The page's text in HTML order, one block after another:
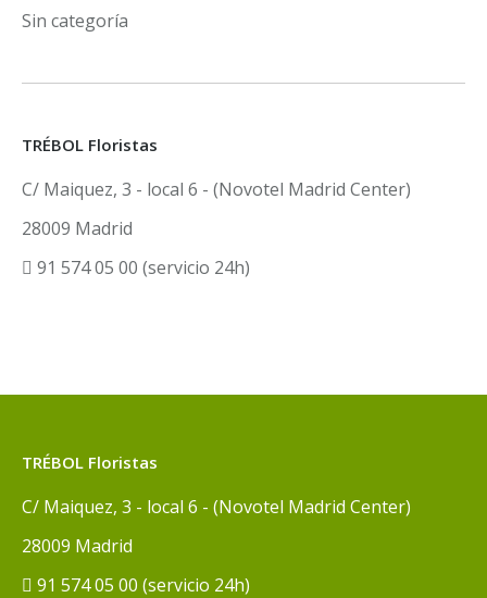
Sin categoría
TRÉBOL Floristas
C/ Maiquez, 3 - local 6 - (Novotel Madrid Center)
28009 Madrid
91 574 05 00 (servicio 24h)
TRÉBOL Floristas
C/ Maiquez, 3 - local 6 - (Novotel Madrid Center)
28009 Madrid
91 574 05 00 (servicio 24h)